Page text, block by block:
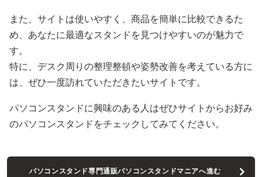
また、サイトは使いやすく、商品を簡単に比較できるた
め、あなたに最適なスタンドを見つけやすいのが魅力で
す。
特に、デスク周りの整理整頓や姿勢改善を考えている方に
は、ぜひ一度訪れていただきたいサイトです。
パソコンスタンドに興味のある人はぜひサイトからお好み
のパソコンスタンドをチェックしてみてください。
パソコンスタンド専門通販パソコンスタンドマニアへ進む